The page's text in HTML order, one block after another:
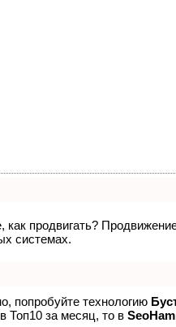
как продвигать?
системах.
попробуйте технологию
Топ10 за месяц, то в